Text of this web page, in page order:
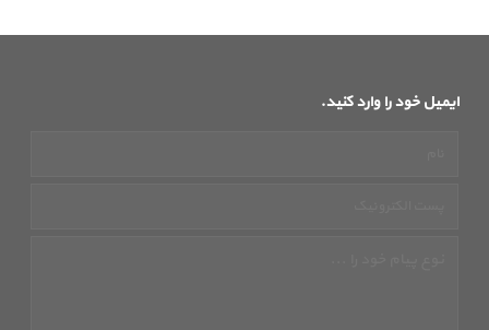
ایمیل خود را وارد کنید.